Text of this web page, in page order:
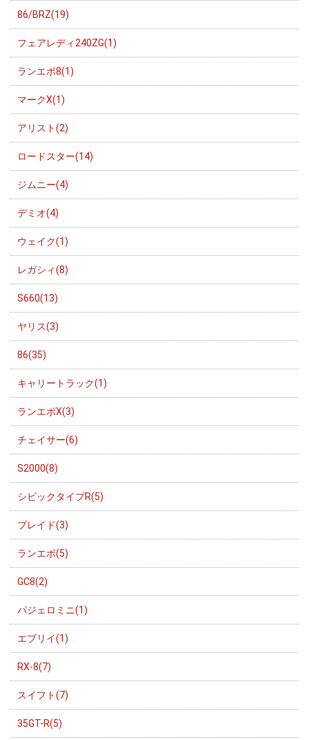
86/BRZ(19)
フェアレディ240ZG(1)
ランエボ8(1)
マークX(1)
アリスト(2)
ロードスター(14)
ジムニー(4)
デミオ(4)
ウェイク(1)
レガシィ(8)
S660(13)
ヤリス(3)
86(35)
キャリートラック(1)
ランエボX(3)
チェイサー(6)
S2000(8)
シビックタイプR(5)
ブレイド(3)
ランエボ(5)
GC8(2)
パジェロミニ(1)
エブリイ(1)
RX-8(7)
スイフト(7)
35GT-R(5)